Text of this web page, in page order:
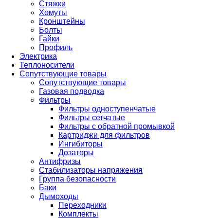
Стяжки
Хомуты
Кронштейны
Болты
Гайки
Профиль
Электрика
Теплоносители
Сопутствующие товары
Сопутствующие товары
Газовая подводка
Фильтры
Фильтры одноступенчатые
Фильтры сетчатые
Фильтры с обратной промывкой
Картриджи для фильтров
Ингибиторы
Дозаторы
Антифризы
Стабилизаторы напряжения
Группа безопасности
Баки
Дымоходы
Переходники
Комплекты